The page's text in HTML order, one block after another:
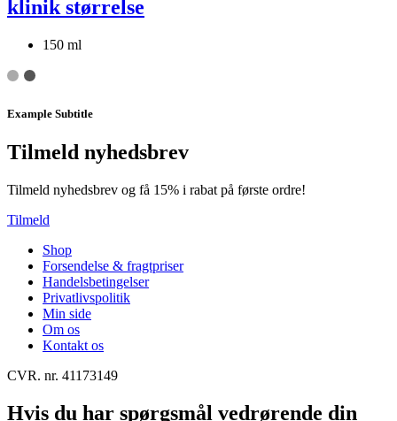
klinik størrelse
150 ml
Example Subtitle
Tilmeld nyhedsbrev
Tilmeld nyhedsbrev og få 15% i rabat på første ordre!
Tilmeld
Shop
Forsendelse & fragtpriser
Handelsbetingelser
Privatlivspolitik
Min side
Om os
Kontakt os
CVR. nr. 41173149
Hvis du har spørgsmål vedrørende din